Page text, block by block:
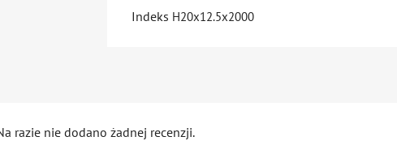
Indeks H20x12.5x2000
razie nie dodano żadnej recenzji.